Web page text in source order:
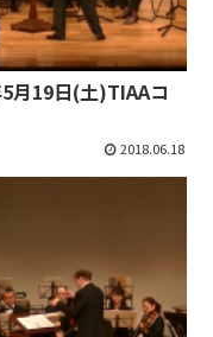
月19日(土)TIAAコ
2018.06.18